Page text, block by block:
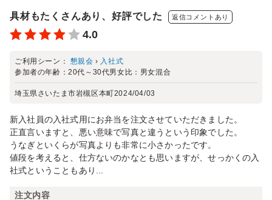
具材もたくさんあり、好評でした 返信コメントあり
4.0
ご利用シーン： 懇親会 › 入社式
参加者の年齢：20代～30代男女比： 男女混合
埼玉県さいたま市岩槻区本町2024/04/03
新入社員の入社式用にお弁当を注文させていただきました。
正直言いますと、悪い意味で写真と違うという印象でした。
うなぎといくらが写真よりも非常に小さかったです。
値段を考えると、仕方ないのかなとも思いますが、せっかくの入
社式ということもあり...
注文内容